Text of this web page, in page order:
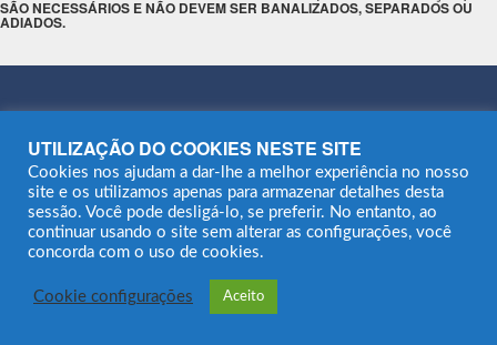
SÃO NECESSÁRIOS E NÃO DEVEM SER BANALIZADOS, SEPARADOS OU
ADIADOS.
Mapa do site
UTILIZAÇÃO DO COOKIES NESTE SITE
Cookies nos ajudam a dar-lhe a melhor experiência no nosso
site e os utilizamos apenas para armazenar detalhes desta
sessão. Você pode desligá-lo, se preferir. No entanto, ao
continuar usando o site sem alterar as configurações, você
concorda com o uso de cookies.
Cookie configurações Aceito